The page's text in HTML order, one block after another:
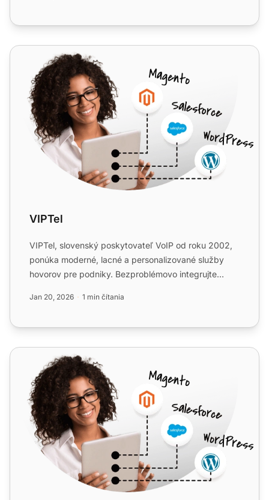
VIPTel
VIPTel
VIPTel, slovenský poskytovateľ VoIP od roku 2002,
ponúka moderné, lacné a personalizované služby
hovorov pre podniky. Bezproblémovo integrujte
Jan 20, 2026 1 min čítania
Yootel